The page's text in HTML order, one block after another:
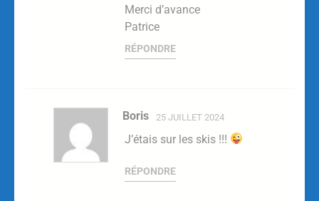
Merci d’avance
Patrice
RÉPONDRE
Boris 25 JUILLET 2024
J’étais sur les skis !!!
RÉPONDRE